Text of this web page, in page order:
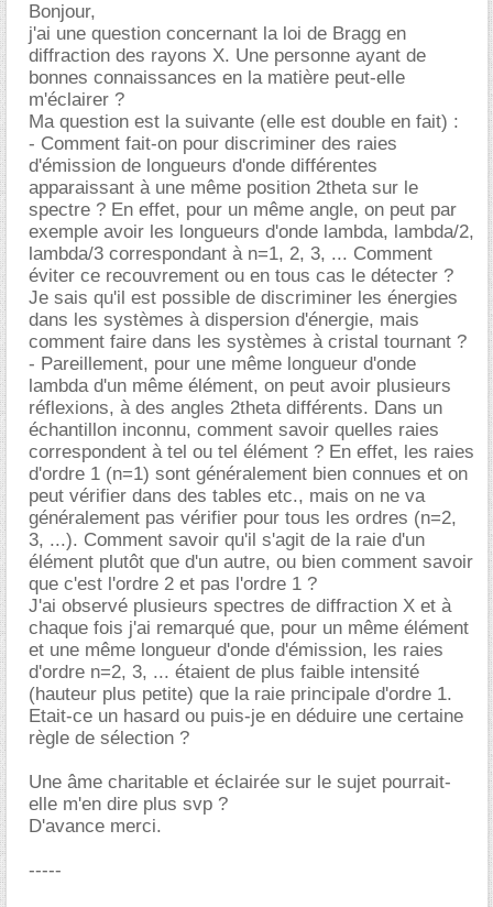
Bonjour,
j'ai une question concernant la loi de Bragg en
diffraction des rayons X. Une personne ayant de
bonnes connaissances en la matière peut-elle
m'éclairer ?
Ma question est la suivante (elle est double en fait) :
- Comment fait-on pour discriminer des raies
d'émission de longueurs d'onde différentes
apparaissant à une même position 2theta sur le
spectre ? En effet, pour un même angle, on peut par
exemple avoir les longueurs d'onde lambda, lambda/2,
lambda/3 correspondant à n=1, 2, 3, ... Comment
éviter ce recouvrement ou en tous cas le détecter ?
Je sais qu'il est possible de discriminer les énergies
dans les systèmes à dispersion d'énergie, mais
comment faire dans les systèmes à cristal tournant ?
- Pareillement, pour une même longueur d'onde
lambda d'un même élément, on peut avoir plusieurs
réflexions, à des angles 2theta différents. Dans un
échantillon inconnu, comment savoir quelles raies
correspondent à tel ou tel élément ? En effet, les raies
d'ordre 1 (n=1) sont généralement bien connues et on
peut vérifier dans des tables etc., mais on ne va
généralement pas vérifier pour tous les ordres (n=2,
3, ...). Comment savoir qu'il s'agit de la raie d'un
élément plutôt que d'un autre, ou bien comment savoir
que c'est l'ordre 2 et pas l'ordre 1 ?
J'ai observé plusieurs spectres de diffraction X et à
chaque fois j'ai remarqué que, pour un même élément
et une même longueur d'onde d'émission, les raies
d'ordre n=2, 3, ... étaient de plus faible intensité
(hauteur plus petite) que la raie principale d'ordre 1.
Etait-ce un hasard ou puis-je en déduire une certaine
règle de sélection ?
Une âme charitable et éclairée sur le sujet pourrait-
elle m'en dire plus svp ?
D'avance merci.
-----